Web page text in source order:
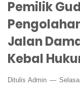
Pemilik
Jalan
Kebal
Ditulis Admin